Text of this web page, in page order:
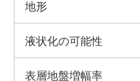
地形
液状化の可能性
表層地盤増幅率